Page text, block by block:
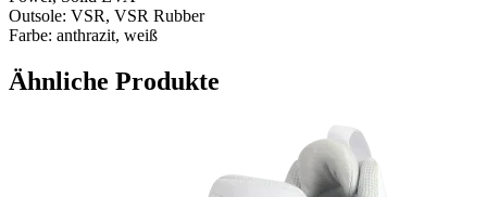
Outsole: VSR, VSR Rubber
Farbe: anthrazit, weiß
Ähnliche Produkte